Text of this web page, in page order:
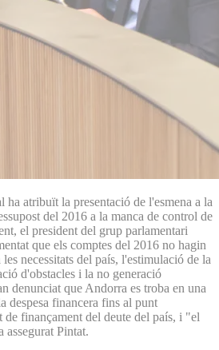
atribuït la presentació de l'esmena a la
del 2016 a la manca de control de
el president del grup parlamentari
que els comptes del 2016 no hagin
necessitats del país, l'estimulació de la
d'obstacles i la no generació
denunciat que Andorra es troba en una
despesa financera fins al punt
finançament del deute del país, i "el
assegurat Pintat.